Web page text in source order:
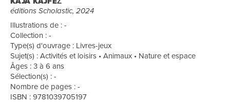
éditions Scholastic, 2024
Illustrations de : -
Collection : -
Type(s) d'ouvrage : Livres-jeux
Sujet(s) : Activités et loisirs • Animaux • Nature et espace
Âges : 3 à 6 ans
Sélection(s) : -
Nombre de pages : -
ISBN : 9781039705197